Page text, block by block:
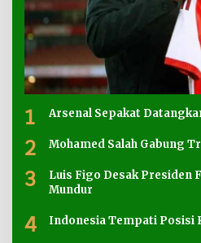
1 Arsenal Sepakat
2 Mohamed Salah Gabung
3
Luis Figo Desak Presiden
Mundur
4 Indonesia Tempati Posisi